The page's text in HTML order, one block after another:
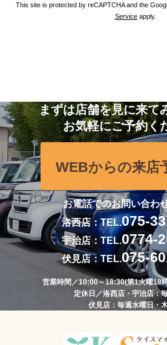
This site is protected by reCAPTCHA and the
Service apply.
まずは店舗を見に来て
お気軽にご予約く
WEBからの来店
お電話でのお問い合わ
洛西店：TEL.075-
宇治店：TEL.0774-
伏見店：TEL.075-
営業時間／10:00～18:30(第1火曜18
定休日／洛西店・宇治店：
伏見店：毎週水曜日・